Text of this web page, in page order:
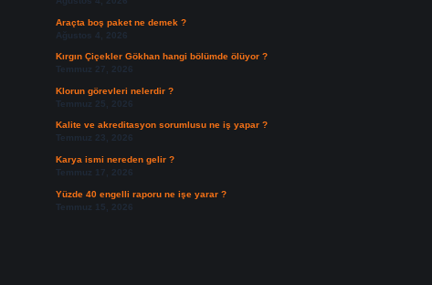
Araçta boş paket ne demek ?
Ağustos 4, 2026
Kırgın Çiçekler Gökhan hangi bölümde ölüyor ?
Temmuz 27, 2026
Klorun görevleri nelerdir ?
Temmuz 25, 2026
Kalite ve akreditasyon sorumlusu ne iş yapar ?
Temmuz 23, 2026
Karya ismi nereden gelir ?
Temmuz 17, 2026
Yüzde 40 engelli raporu ne işe yarar ?
Temmuz 15, 2026